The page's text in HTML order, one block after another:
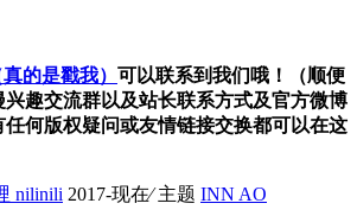
的是戳我） 可以联系到我们哦！（顺便
趣交流群以及站长联系方式及官方微博
何版权疑问或友情链接交换都可以在这
nilinili 2017-现在⁄ 主题 INN AO